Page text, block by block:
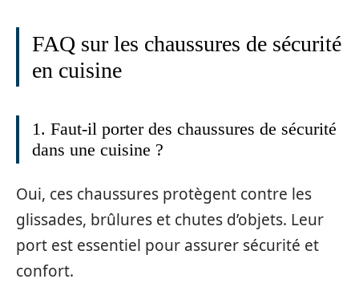
FAQ sur les chaussures de sécurité
en cuisine
1. Faut-il porter des chaussures de sécurité
dans une cuisine ?
Oui, ces chaussures protègent contre les
glissades, brûlures et chutes d’objets. Leur
port est essentiel pour assurer sécurité et
confort.